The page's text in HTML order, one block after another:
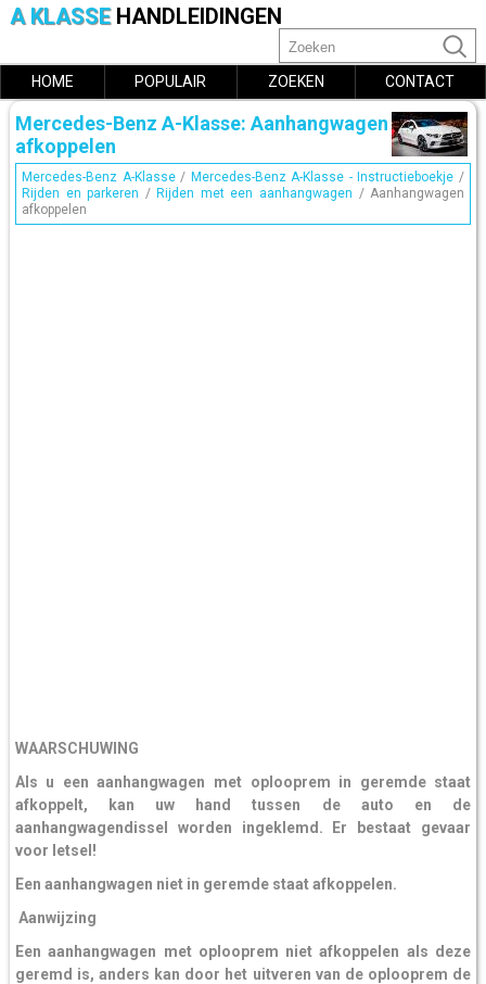
A KLASSE HANDLEIDINGEN
HOME POPULAIR ZOEKEN CONTACT
Mercedes-Benz A-Klasse: Aanhangwagen
afkoppelen
Mercedes-Benz A-Klasse/ Mercedes-Benz A-Klasse - Instructieboekje /
Rijden en parkeren / Rijden met een aanhangwagen / Aanhangwagen
afkoppelen
WAARSCHUWING
Als u een aanhangwagen met oplooprem in geremde staat
afkoppelt, kan uw hand tussen de auto en de
aanhangwagendissel worden ingeklemd. Er bestaat gevaar
voor letsel!
Een aanhangwagen niet in geremde staat afkoppelen.
Aanwijzing
Een aanhangwagen met oplooprem niet afkoppelen als deze
geremd is, anders kan door het uitveren van de oplooprem de